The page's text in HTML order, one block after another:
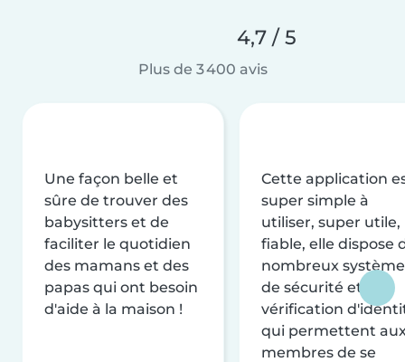
4,7 / 5
Plus de 3 400 avis
Une façon belle et
sûre de trouver des
babysitters et de
faciliter le quotidien
des mamans et des
papas qui ont besoin
d'aide à la maison !
Cette application
super simple à
utiliser, super utile,
fiable, elle dispose
nombreux
de sécurité et de
vérification
qui permettent
membres de se